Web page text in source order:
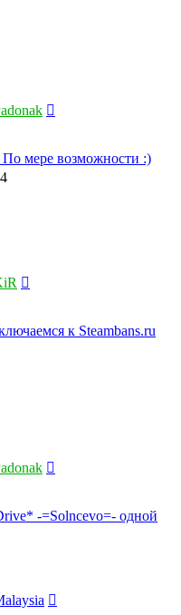
мере возможности :)
к Steambans.ru
-=Solncevo=- одной